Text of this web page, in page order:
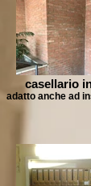
casellario
adatto anche ad